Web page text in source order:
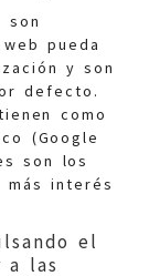
son
pueda
y son
defecto.
como
(Google
son los
interés
el
a las